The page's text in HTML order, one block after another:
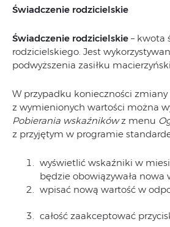
Świadczenie rodzicielskie
Świadczenie rodzicielskie – kwota
rodzicielskiego. Jest
podwyższenia zasiłku
W przypadku konieczności
z wymienionych wartości można
Pobierania wskaźnikówz menu
z przyjętym w programie
wyświetlić wskaźniki w
będzie obowiązywała nowa
wpisać nową wartość w
całość zaakceptować